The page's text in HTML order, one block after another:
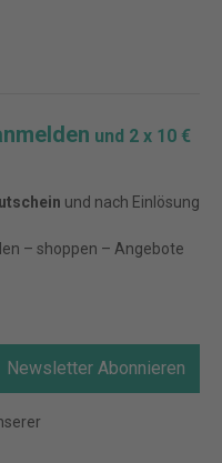
und 2 x 10 €
und nach Einlösung
– shoppen – Angebote
Newsletter Abonnieren